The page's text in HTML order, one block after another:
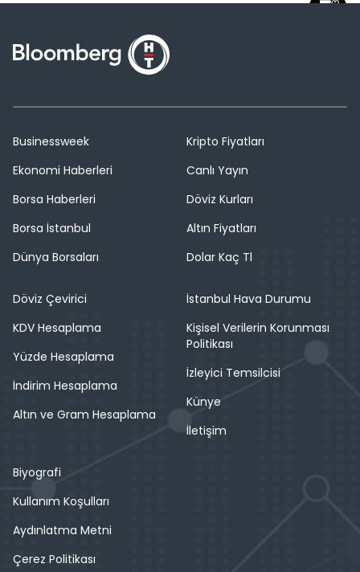
Businessweek
Ekonomi Haberleri
Borsa Haberleri
Borsa İstanbul
Dünya Borsaları
Kripto Fiyatları
Canlı Yayın
Döviz Kurları
Altın Fiyatları
Dolar Kaç Tl
Döviz Çevirici
KDV Hesaplama
Yüzde Hesaplama
İndirim Hesaplama
Altın ve Gram Hesaplama
İstanbul Hava Durumu
Kişisel Verilerin Korunması
Politikası
İzleyici Temsilcisi
Künye
İletişim
Biyografi
Kullanım Koşulları
Aydınlatma Metni
Çerez Politikası